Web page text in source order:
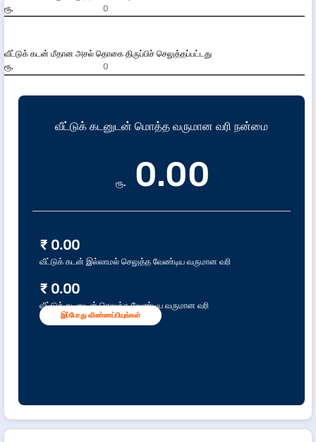
ரூ.
வீட்டுக் கடன் மீதான அசல் தொகை திருப்பிச் செலுத்தப்பட்டது
ரூ.
வீட்டுக் கடனுடன் மொத்த வருமான வரி நன்மை
ரூ. 0.00
₹ 0.00
வீட்டுக் கடன் இல்லாமல் செலுத்த வேண்டிய வருமான வரி
₹ 0.00
வீட்டுக் கடனுடன் செலுத்த வேண்டிய வருமான வரி
இப்போது விண்ணப்பியுங்கள்